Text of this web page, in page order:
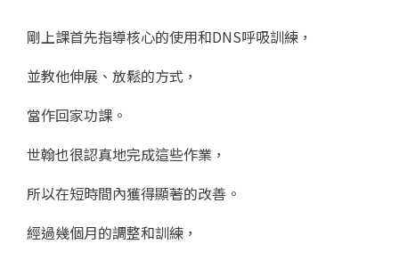
剛上課首先指導核心的使用和DNS呼吸訓練，
並教他伸展、放鬆的方式，
當作回家功課。
世翰也很認真地完成這些作業，
所以在短時間內獲得顯著的改善。
經過幾個月的調整和訓練，